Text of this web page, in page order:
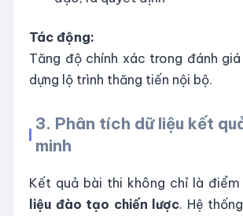
Tác động:
Tăng độ chính xác trong đánh
dựng lộ trình thăng tiến nội bộ.
3. Phân tích dữ liệu kết
minh
Kết quả bài thi không chỉ là điểm
liệu đào tạo chiến lược. Hệ